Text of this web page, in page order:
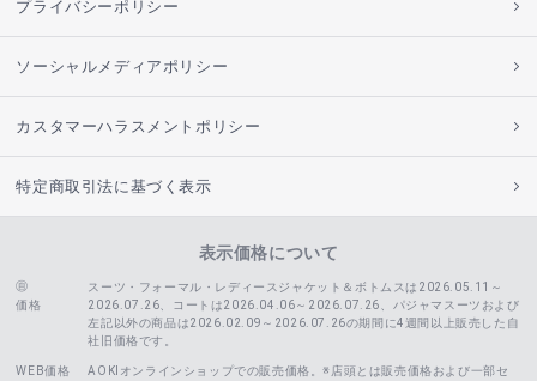
プライバシーポリシー
ソーシャルメディアポリシー
カスタマーハラスメントポリシー
特定商取引法に基づく表示
表示価格について
価格
スーツ・フォーマル・レディースジャケット＆ボトムスは2026.05.11～
2026.07.26、コートは2026.04.06～2026.07.26、
パジャマスーツおよび
左記以外の商品は2026.02.09～2026.07.26の期間に4週間以上販売した自
社旧価格です。
WEB価格 AOKIオンラインショップでの販売価格。※店頭とは販売価格および一部セ